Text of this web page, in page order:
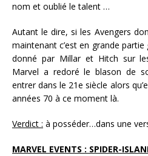
nom et oublié le talent …
Autant le dire, si les Avengers
maintenant c’est en grande
donné par Millar et Hitch sur
Marvel a redoré le blason de
entrer dans le 21e siècle alors
années 70 à ce moment là.
Verdict : à posséder…dans une
MARVEL EVENTS : SPIDER-